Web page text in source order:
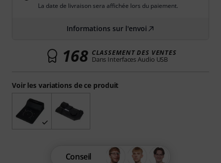
Voir les variations de ce produit
La date de livraison sera affichée lors du paiement.
Informations sur l'envoi
168 CLASSEMENT DES VENTES
Dans Interfaces Audio USB
Conseil